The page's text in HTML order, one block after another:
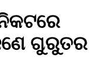
ଗୁରୁତର